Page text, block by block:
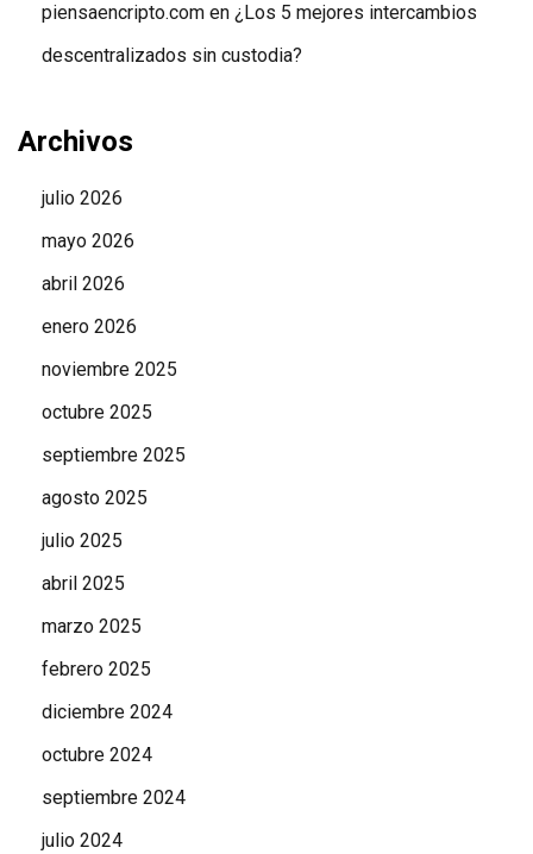
piensaencripto.com en ¿Los 5 mejores intercambios
descentralizados sin custodia?
Archivos
julio 2026
mayo 2026
abril 2026
enero 2026
noviembre 2025
octubre 2025
septiembre 2025
agosto 2025
julio 2025
abril 2025
marzo 2025
febrero 2025
diciembre 2024
octubre 2024
septiembre 2024
julio 2024